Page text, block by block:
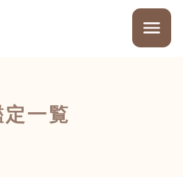
定一覧